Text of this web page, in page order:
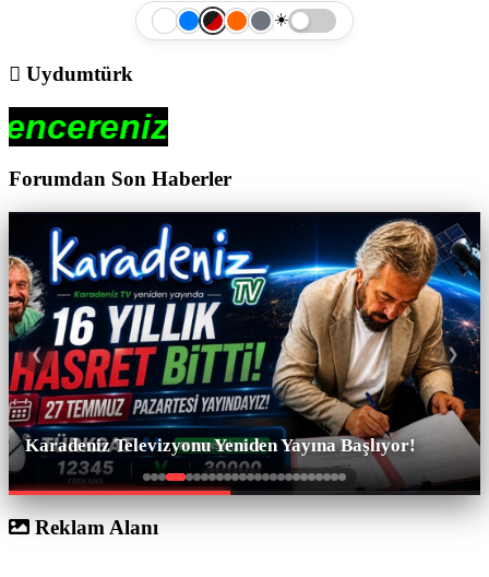
☀️
Uydumtürk
Forumdan Son Haberler
❮ ❯
Karadeniz Televizyonu Yeniden Yayına Başlıyor!
Reklam Alanı